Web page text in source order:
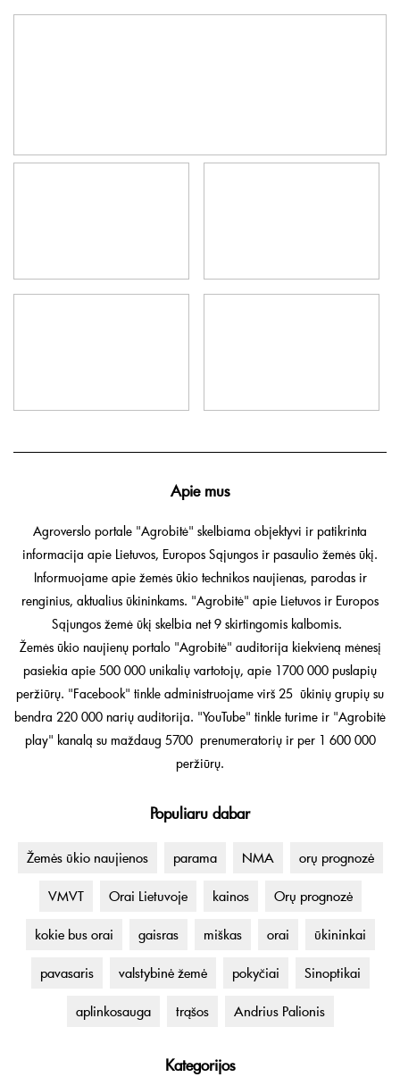
Apie mus
Agroverslo portale "Agrobitė" skelbiama objektyvi ir patikrinta
informacija apie Lietuvos, Europos Sąjungos ir pasaulio žemės ūkį.
Informuojame apie žemės ūkio technikos naujienas, parodas ir
renginius, aktualius ūkininkams. "Agrobitė" apie Lietuvos ir Europos
Sąjungos žemė ūkį skelbia net 9 skirtingomis kalbomis.
Žemės ūkio naujienų portalo "Agrobitė" auditorija kiekvieną mėnesį
pasiekia apie 500 000 unikalių vartotojų, apie 1700 000 puslapių
peržiūrų. "Facebook" tinkle administruojame virš 25 ūkinių grupių su
bendra 220 000 narių auditorija. "YouTube" tinkle turime ir "Agrobitė
play" kanalą su maždaug 5700 prenumeratorių ir per 1 600 000
peržiūrų.
Populiaru dabar
Žemės ūkio naujienos parama NMA orų prognozė
VMVT Orai Lietuvoje kainos Orų prognozė
kokie bus orai gaisras miškas orai ūkininkai
pavasaris valstybinė žemė pokyčiai Sinoptikai
aplinkosauga trąšos Andrius Palionis
Kategorijos